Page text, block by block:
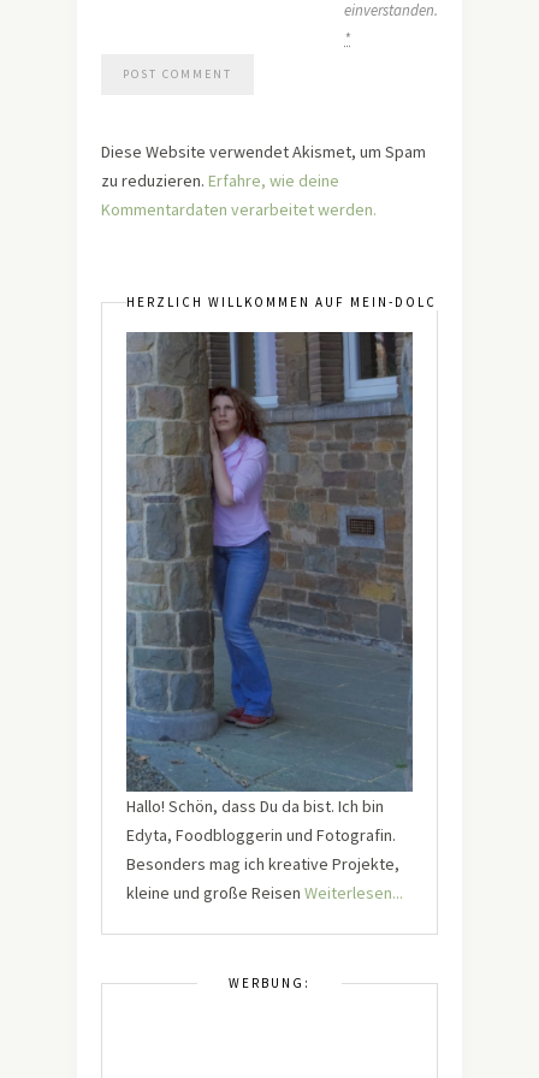
einverstanden.
*
Diese Website verwendet Akismet, um Spam
zu reduzieren. Erfahre, wie deine
Kommentardaten verarbeitet werden.
HERZLICH WILLKOMMEN AUF MEIN-DOLCEVITA.DE
Hallo! Schön, dass Du da bist. Ich bin
Edyta, Foodbloggerin und Fotografin.
Besonders mag ich kreative Projekte,
kleine und große Reisen Weiterlesen...
WERBUNG: